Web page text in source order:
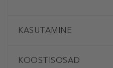
KASUTAMINE
KOOSTISOSAD